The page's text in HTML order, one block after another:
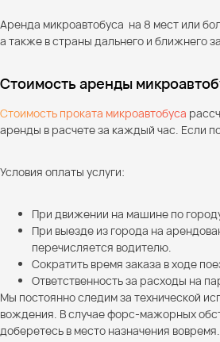
Аренда микроавтобуса на 8 мест или
а также в страны дальнего и ближнего
Стоимость аренды
Стоимость проката микроавтобуса
аренды в расчете за каждый час. Если
Условия оплаты услуги:
При движении на машине по
При выезде из города на
перечисляется водителю.
Сократить время заказа в ходе
Ответственность за расходы на
Мы постоянно следим за технической
вождения. В случае форс-мажорных
доберетесь в место назначения вовремя.